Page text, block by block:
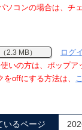
ソコンの場合は、チ
2.3 MB）
ログ
いの方は、ポップア
offにする方法は、
いるページ